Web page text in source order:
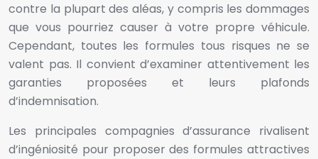
contre la plupart des aléas, y compris les dommages
que vous pourriez causer à votre propre véhicule.
Cependant, toutes les formules tous risques ne se
valent pas. Il convient d’examiner attentivement les
garanties proposées et leurs plafonds
d’indemnisation.
Les principales compagnies d’assurance rivalisent
d’ingéniosité pour proposer des formules attractives